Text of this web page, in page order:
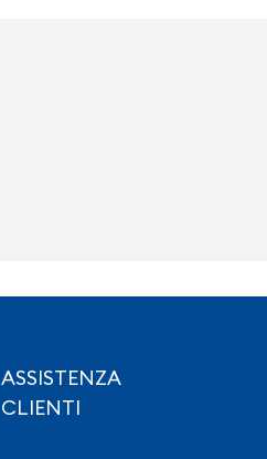
ASSISTENZA
CLIENTI